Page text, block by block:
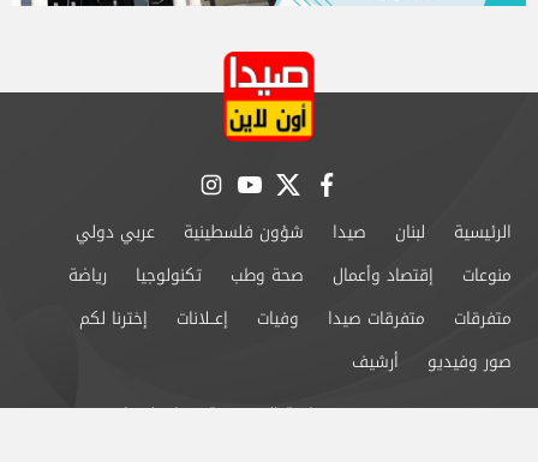
facebook
twitter
youtube
instagram
الرئيسية لبنان صيدا شؤون فلسطينية
عربي دولي
منوعات
إقتصاد وأعمال صحة وطب تكنولوجيا
رياضة
متفرقات
متفرقات صيدا وفيات إعــلانات
إخترنا لكم
صور وفيديو
أرشيف
من نحن
سياسة الخصوصية اتصل بنا